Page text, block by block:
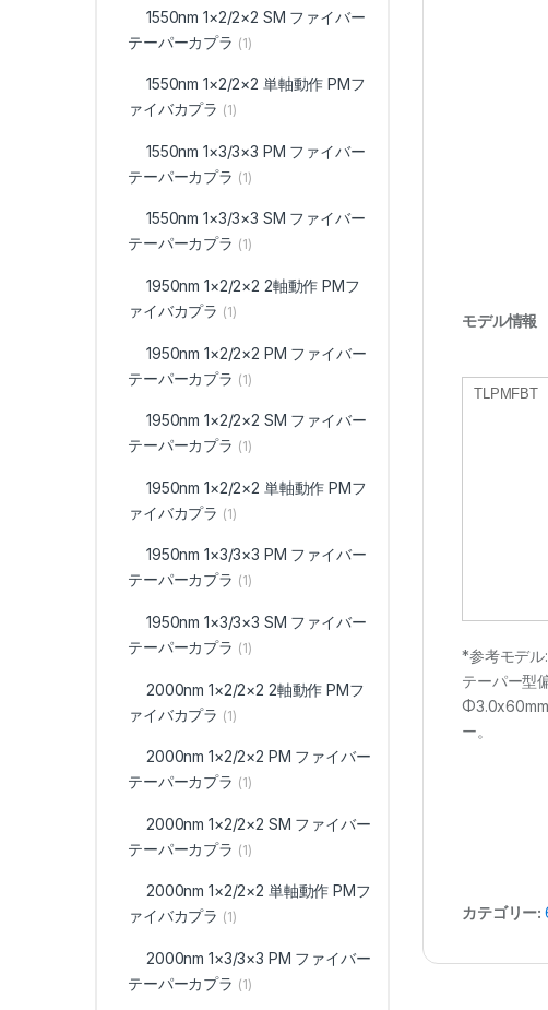
モデル情報
TLPMFBT
*参考モデ
テーパー型
Φ3.0x60mm
ー。
カテゴリー:
1550nm 1×2/2×2 SM ファイバー
テーパーカプラ (1)
1550nm 1×2/2×2 単軸動作 PMフ
ァイバカプラ (1)
1550nm 1×3/3×3 PM ファイバー
テーパーカプラ (1)
1550nm 1×3/3×3 SM ファイバー
テーパーカプラ (1)
1950nm 1×2/2×2 2軸動作 PMフ
ァイバカプラ (1)
1950nm 1×2/2×2 PM ファイバー
テーパーカプラ (1)
1950nm 1×2/2×2 SM ファイバー
テーパーカプラ (1)
1950nm 1×2/2×2 単軸動作 PMフ
ァイバカプラ (1)
1950nm 1×3/3×3 PM ファイバー
テーパーカプラ (1)
1950nm 1×3/3×3 SM ファイバー
テーパーカプラ (1)
2000nm 1×2/2×2 2軸動作 PMフ
ァイバカプラ (1)
2000nm 1×2/2×2 PM ファイバー
テーパーカプラ (1)
2000nm 1×2/2×2 SM ファイバー
テーパーカプラ (1)
2000nm 1×2/2×2 単軸動作 PMフ
ァイバカプラ (1)
2000nm 1×3/3×3 PM ファイバー
テーパーカプラ (1)